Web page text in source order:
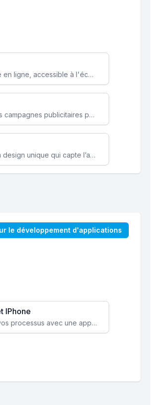
Transformez votre activité avec une boutique en ligne, accessible à l'échelle mondiale 24/7.
Attirez des clients ciblés rapidement avec des campagnes publicitaires payantes optimisées pour vos objectifs.
Renforcez l’identité de votre marque avec un design unique qui capte l’attention et engage vos clients.
le développement d'applications
IPhone
Augmentez l’engagement client et simplifiez vos processus avec une application mobile sur mesure, disponible sur iOS et Android.